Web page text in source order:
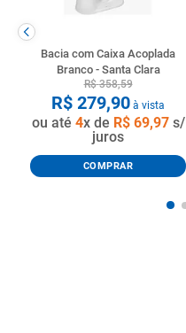
Bacia com Caixa Acoplada
Branco - Santa Clara
R$ 358,59
R$ 279,90 à vista
ou até 4x de R$ 69,97s/
juros
COMPRAR